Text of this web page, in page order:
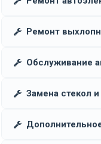
Ремонт
Обслуживание
Замена стекол